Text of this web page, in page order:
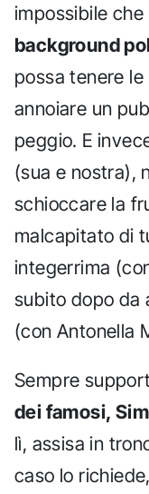
impossibile che
background
possa tenere
annoiare un
peggio. E
(sua e nostra),
schioccare la
malcapitato di
integerrima
subito dopo da
(con Antonella
Sempre
dei famosi,
lì, assisa in
caso lo